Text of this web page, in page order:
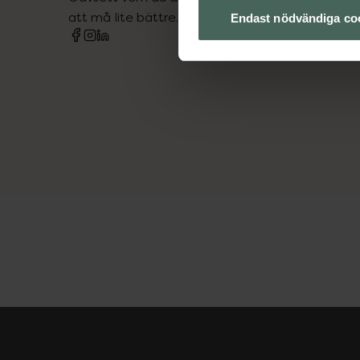
Endast nödvändiga
att må lite bättre. Välkommen att prata med